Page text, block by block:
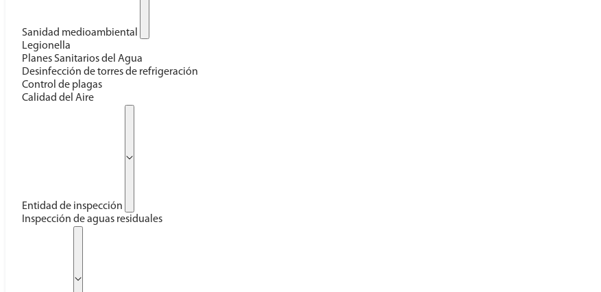
Sanidad medioambiental
Legionella
Planes Sanitarios del Agua
Desinfección de torres de refrigeración
Control de plagas
Calidad del Aire
Entidad de inspección
Inspección de aguas residuales